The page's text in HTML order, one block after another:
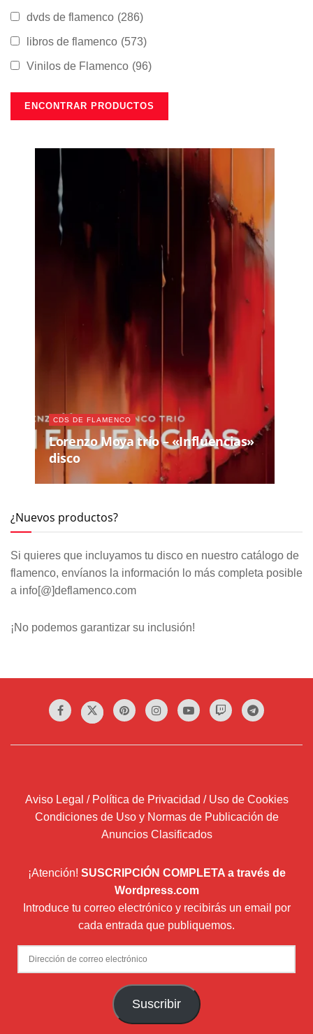
dvds de flamenco (286)
libros de flamenco (573)
Vinilos de Flamenco (96)
CDS DE FLAMENCO
Lorenzo Moya trío – «Influencias»
disco
¿Nuevos productos?
Si quieres que incluyamos tu disco en nuestro catálogo de
flamenco, envíanos la información lo más completa posible
a info[@]deflamenco.com
¡No podemos garantizar su inclusión!
Aviso Legal / Política de Privacidad / Uso de Cookies
Condiciones de Uso y Normas de Publicación de
Anuncios Clasificados
¡Atención! SUSCRIPCIÓN COMPLETA a través de
Wordpress.com
Introduce tu correo electrónico y recibirás un email por
cada entrada que publiquemos.
Dirección
de
Suscribir